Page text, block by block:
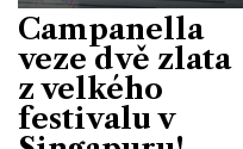
Campanella
veze dvě zlata
z velkého
festivalu v